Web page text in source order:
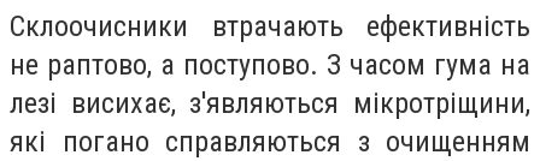
Склоочисники втрачають ефективність
не раптово, а поступово. З часом гума на
лезі висихає, з'являються мікротріщини,
які погано справляються з очищенням